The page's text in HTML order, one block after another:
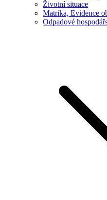
Životní situace
Matrika, Evidence
Odpadové